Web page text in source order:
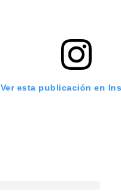
Ver esta publicación en